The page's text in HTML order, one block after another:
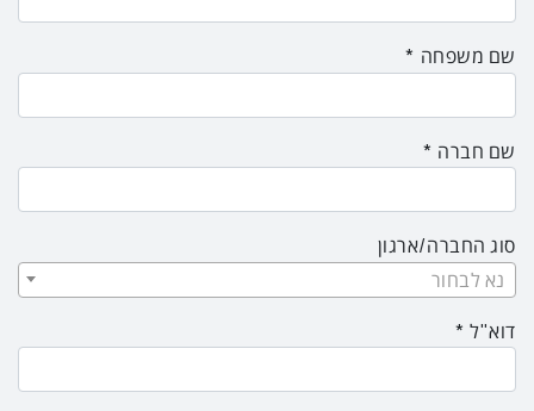
שם משפחה
שם חברה
סוג החברה/ארגון
נא לבחור
דוא"ל